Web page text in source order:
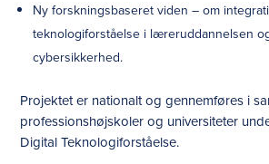
Ny forskningsbaseret viden – om
teknologiforståelse i læreruddannelsen
cybersikkerhed.
Projektet er nationalt og gennemføres i
professionshøjskoler og universiteter
Digital Teknologiforståelse.